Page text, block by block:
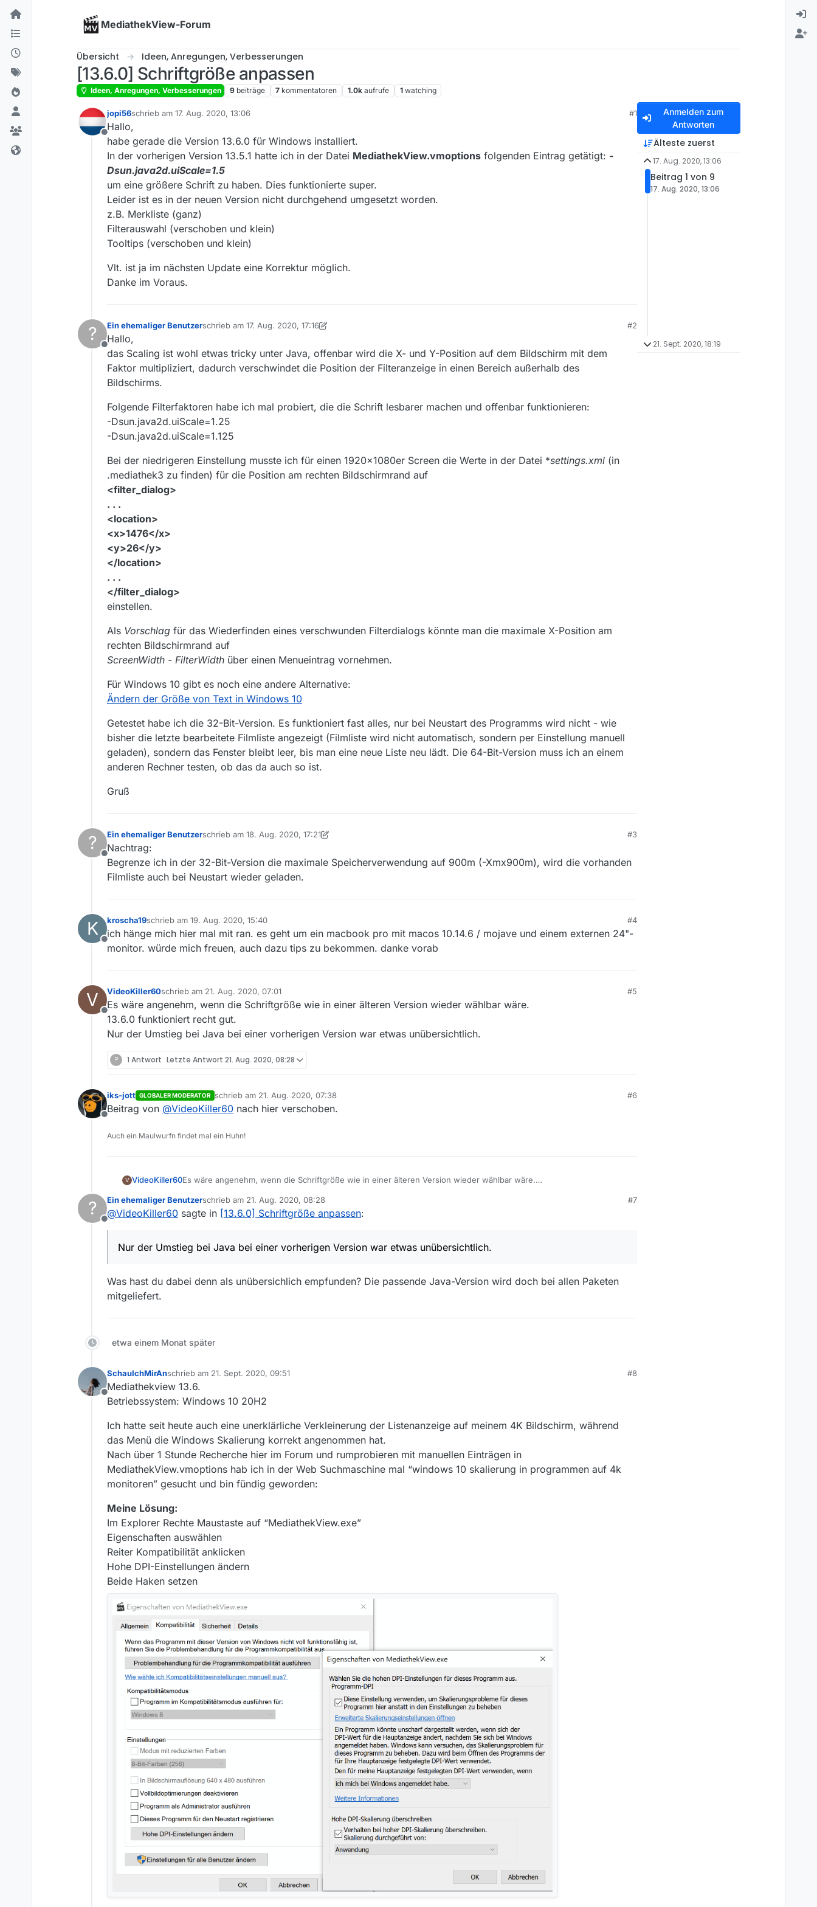
Skip to content
MediathekView-Forum
Übersicht Ideen, Anregungen, Verbesserungen
[13.6.0] Schriftgröße anpassen
Ideen, Anregungen, Verbesserungen 9 beiträge 7 kommentatoren 1.0k aufrufe 1 watching
Offline
jopi56schrieb am 17. Aug. 2020, 13:06
zuletzt editiert von
#1
Hallo,
habe gerade die Version 13.6.0 für Windows installiert.
In der vorherigen Version 13.5.1 hatte ich in der Datei MediathekView.vmoptions folgenden Eintrag getätigt: -
Dsun.java2d.uiScale=1.5
um eine größere Schrift zu haben. Dies funktionierte super.
Leider ist es in der neuen Version nicht durchgehend umgesetzt worden.
z.B. Merkliste (ganz)
Filterauswahl (verschoben und klein)
Tooltips (verschoben und klein)
Vlt. ist ja im nächsten Update eine Korrektur möglich.
Danke im Voraus.
?
Offline
Ein ehemaliger Benutzerschrieb am 17. Aug. 2020, 17:16
zuletzt editiert von Ein ehemaliger Benutzer
#2
Hallo,
das Scaling ist wohl etwas tricky unter Java, offenbar wird die X- und Y-Position auf dem Bildschirm mit dem
Faktor multipliziert, dadurch verschwindet die Position der Filteranzeige in einen Bereich außerhalb des
Bildschirms.
Folgende Filterfaktoren habe ich mal probiert, die die Schrift lesbarer machen und offenbar funktionieren:
-Dsun.java2d.uiScale=1.25
-Dsun.java2d.uiScale=1.125
Bei der niedrigeren Einstellung musste ich für einen 1920x1080er Screen die Werte in der Datei *settings.xml (in
.mediathek3 zu finden) für die Position am rechten Bildschirmrand auf
<filter_dialog>
. . .
<location>
<x>1476</x>
<y>26</y>
</location>
. . .
</filter_dialog>
einstellen.
Als Vorschlag für das Wiederfinden eines verschwunden Filterdialogs könnte man die maximale X-Position am
rechten Bildschirmrand auf
ScreenWidth - FilterWidth über einen Menueintrag vornehmen.
Für Windows 10 gibt es noch eine andere Alternative:
Ändern der Größe von Text in Windows 10
Getestet habe ich die 32-Bit-Version. Es funktioniert fast alles, nur bei Neustart des Programms wird nicht - wie
bisher die letzte bearbeitete Filmliste angezeigt (Filmliste wird nicht automatisch, sondern per Einstellung manuell
geladen), sondern das Fenster bleibt leer, bis man eine neue Liste neu lädt. Die 64-Bit-Version muss ich an einem
anderen Rechner testen, ob das da auch so ist.
Gruß
?
Offline
Ein ehemaliger Benutzerschrieb am 18. Aug. 2020, 17:21
zuletzt editiert von Ein ehemaliger Benutzer
#3
Nachtrag:
Begrenze ich in der 32-Bit-Version die maximale Speicherverwendung auf 900m (-Xmx900m), wird die vorhanden
Filmliste auch bei Neustart wieder geladen.
K
Offline
kroscha19schrieb am 19. Aug. 2020, 15:40
zuletzt editiert von
#4
ich hänge mich hier mal mit ran. es geht um ein macbook pro mit macos 10.14.6 / mojave und einem externen 24"-
monitor. würde mich freuen, auch dazu tips zu bekommen. danke vorab
V
Offline
VideoKiller60schrieb am 21. Aug. 2020, 07:01
zuletzt editiert von
#5
Es wäre angenehm, wenn die Schriftgröße wie in einer älteren Version wieder wählbar wäre.
13.6.0 funktioniert recht gut.
Nur der Umstieg bei Java bei einer vorherigen Version war etwas unübersichtlich.
? 1 Antwort Letzte Antwort 21. Aug. 2020, 08:28
Offline
iks-jott GLOBALER MODERATOR schrieb am 21. Aug. 2020, 07:38
zuletzt editiert von
#6
Beitrag von @VideoKiller60 nach hier verschoben.
Auch ein Maulwurfn findet mal ein Huhn!
V VideoKiller60Es wäre angenehm, wenn die Schriftgröße wie in einer älteren Version wieder wählbar wäre.
Nur der Umstieg bei Java bei einer vorherigen Version war etwas unübersichtlich.
?
Offline
Ein ehemaliger Benutzerschrieb am 21. Aug. 2020, 08:28
zuletzt editiert von
#7
@VideoKiller60 sagte in [13.6.0] Schriftgröße anpassen:
Nur der Umstieg bei Java bei einer vorherigen Version war etwas unübersichtlich.
Was hast du dabei denn als unübersichlich empfunden? Die passende Java-Version wird doch bei allen Paketen
mitgeliefert.
etwa einem Monat später
Offline
SchauIchMirAnschrieb am 21. Sept. 2020, 09:51
zuletzt editiert von
#8
Mediathekview 13.6.
Betriebssystem: Windows 10 20H2
Ich hatte seit heute auch eine unerklärliche Verkleinerung der Listenanzeige auf meinem 4K Bildschirm, während
das Menü die Windows Skalierung korrekt angenommen hat.
Nach über 1 Stunde Recherche hier im Forum und rumprobieren mit manuellen Einträgen in
MediathekView.vmoptions hab ich in der Web Suchmaschine mal “windows 10 skalierung in programmen auf 4k
monitoren” gesucht und bin fündig geworden:
Meine Lösung:
Im Explorer Rechte Maustaste auf “MediathekView.exe”
Eigenschaften auswählen
Reiter Kompatibilität anklicken
Hohe DPI-Einstellungen ändern
Beide Haken setzen
Anmelden zum
Antworten
Älteste zuerst
17. Aug. 2020, 13:06
Beitrag 1 von 9
17. Aug. 2020, 13:06
21. Sept. 2020, 18:19